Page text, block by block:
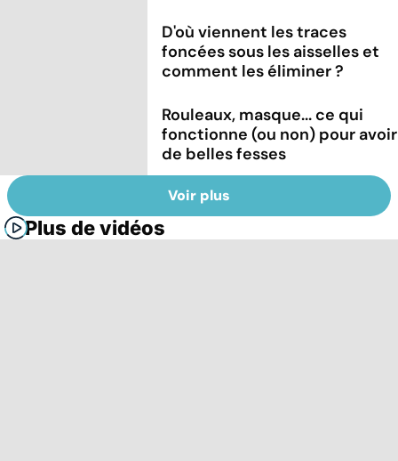
D'où viennent les traces
foncées sous les aisselles et
comment les éliminer ?
Rouleaux, masque... ce qui
fonctionne (ou non) pour avoir
de belles fesses
Voir plus
Plus de vidéos